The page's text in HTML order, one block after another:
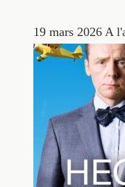
19 mars 2026 A